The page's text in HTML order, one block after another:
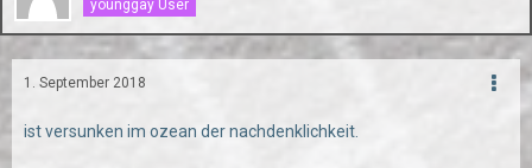
younggay User
1. September 2018
ist versunken im ozean der nachdenklichkeit.